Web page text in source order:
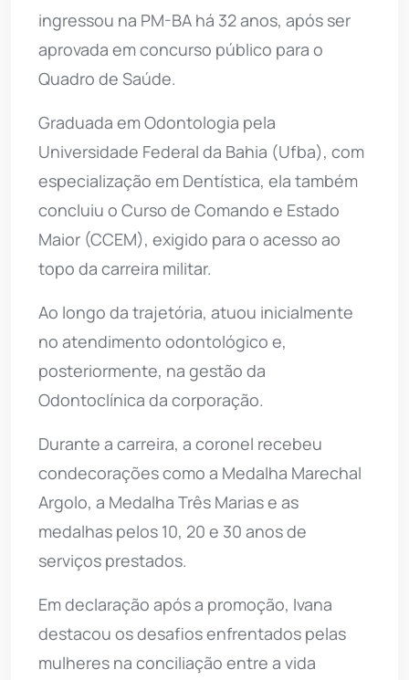
ingressou na PM-BA há 32 anos, após ser
aprovada em concurso público para o
Quadro de Saúde.
Graduada em Odontologia pela
Universidade Federal da Bahia (Ufba), com
especialização em Dentística, ela também
concluiu o Curso de Comando e Estado
Maior (CCEM), exigido para o acesso ao
topo da carreira militar.
Ao longo da trajetória, atuou inicialmente
no atendimento odontológico e,
posteriormente, na gestão da
Odontoclínica da corporação.
Durante a carreira, a coronel recebeu
condecorações como a Medalha Marechal
Argolo, a Medalha Três Marias e as
medalhas pelos 10, 20 e 30 anos de
serviços prestados.
Em declaração após a promoção, Ivana
destacou os desafios enfrentados pelas
mulheres na conciliação entre a vida